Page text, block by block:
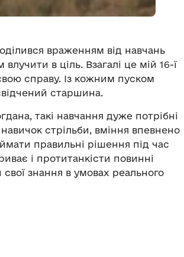
враженням від навчань
в ціль. Взагалі це мій 16-ї
справу. Із кожним пуском
старшина.
такі навчання дуже потрібні
стрільби, вміння впевнено
правильні рішення під час
і протитанкісти повинні
свої знання в умовах реального